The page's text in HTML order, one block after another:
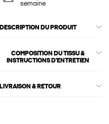
semaine
DESCRIPTION DU PRODUIT
COMPOSITION DU TISSU &
INSTRUCTIONS D'ENTRETIEN
LIVRAISON & RETOUR